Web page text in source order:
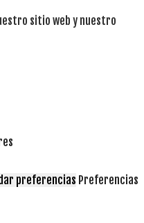
sitio web y nuestro
preferencias Preferencias